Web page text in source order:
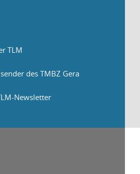
TLM
des TMBZ Gera
Newsletter